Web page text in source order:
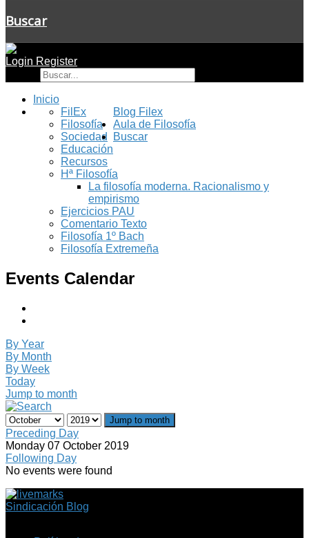
Buscar
Login Register
Inicio
Blog Filex
FilEx
Filosofía
Sociedad
Educación
Recursos
Aula de Filosofía
Hª Filosofía
La filosofía moderna. Racionalismo y
empirismo
Ejercicios PAU
Comentario Texto
Filosofía 1º Bach
Filosofía Extremeña
Buscar
Events Calendar
By Year
By Month
By Week
Today
Jump to month
Jump to month
Preceding Day
Monday 07 October 2019
Following Day
No events were found
Sindicación Blog